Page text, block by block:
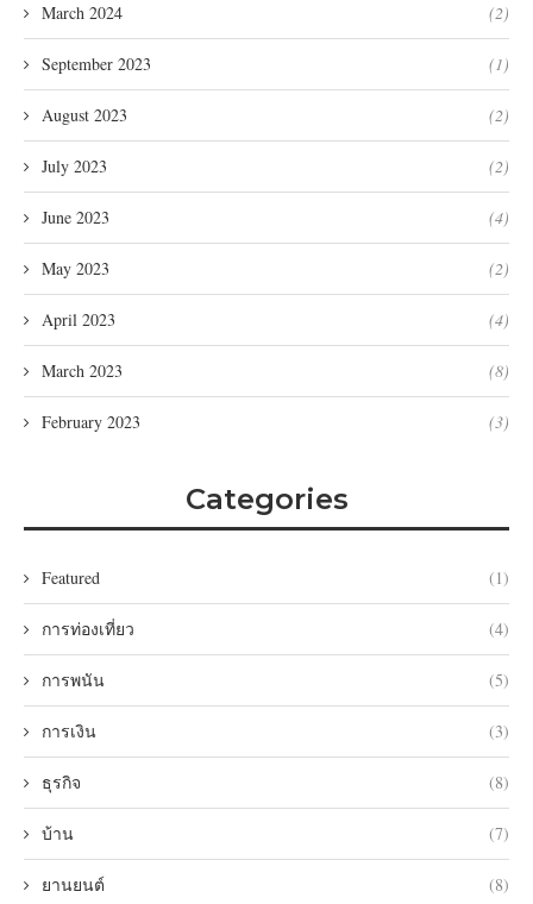
March 2024 (2)
September 2023 (1)
August 2023 (2)
July 2023 (2)
June 2023 (4)
May 2023 (2)
April 2023 (4)
March 2023 (8)
February 2023 (3)
Categories
Featured (1)
การท่องเที่ยว (4)
การพนัน (5)
การเงิน (3)
ธุรกิจ (8)
บ้าน (7)
ยานยนต์ (8)